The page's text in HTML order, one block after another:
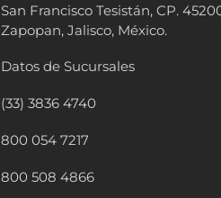
San Francisco Tesistán, CP.
Zapopan, Jalisco, México.
Datos de Sucursales
(33) 3836 4740
800 054 7217
800 508 4866